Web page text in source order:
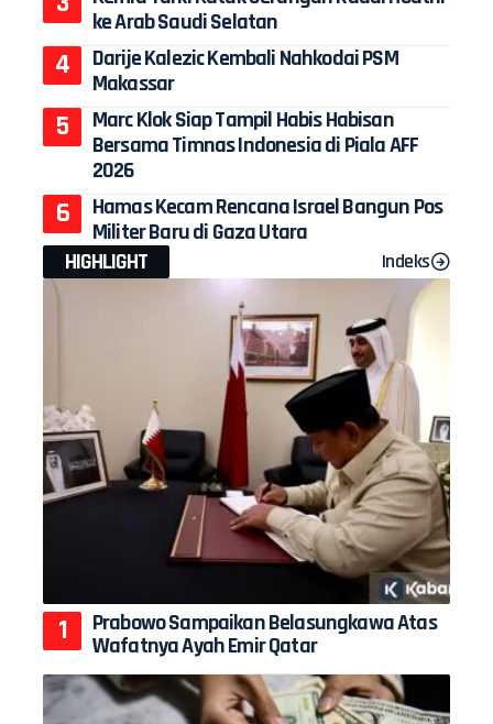
ke Arab Saudi Selatan
Darije Kalezic Kembali Nahkodai PSM
Makassar
Marc Klok Siap Tampil Habis Habisan
Bersama Timnas Indonesia di Piala AFF
2026
Hamas Kecam Rencana Israel Bangun Pos
Militer Baru di Gaza Utara
HIGHLIGHT
Indeks
Prabowo Sampaikan Belasungkawa Atas
Wafatnya Ayah Emir Qatar